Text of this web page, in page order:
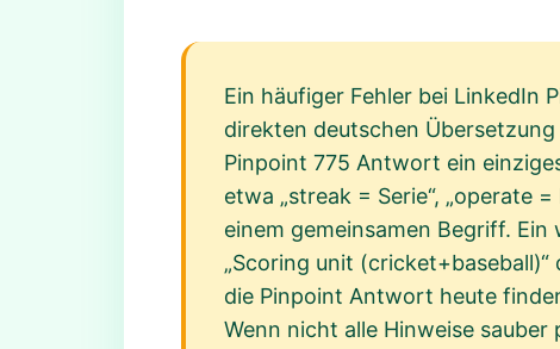
Ein häufiger Fehler bei LinkedIn
direkten deutschen
Pinpoint 775 Antwort ein
etwa „streak = Serie“, „operate
einem gemeinsamen Begriff.
„Scoring unit
die Pinpoint Antwort heute
Wenn nicht alle Hinweise